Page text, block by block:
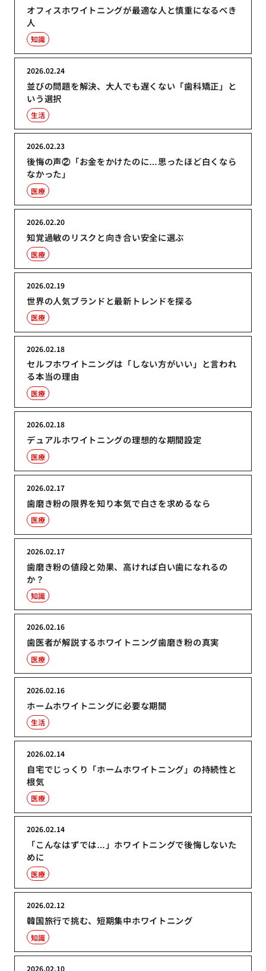
オフィスホワイトニングが最適な人と慎重になるべき
人
知識
並びの問題を解決、大人でも遅くない「歯科矯正」と
いう選択
2026.02.24
生活
後悔の声②「お金をかけたのに…思ったほど白くなら
なかった」
2026.02.23
医療
知覚過敏のリスクと向き合い安全に選ぶ
2026.02.20
医療
世界の人気ブランドと最新トレンドを探る
2026.02.19
医療
セルフホワイトニングは「しない方がいい」と言われ
る本当の理由
2026.02.18
医療
デュアルホワイトニングの理想的な期間設定
2026.02.18
医療
歯磨き粉の限界を知り本気で白さを求めるなら
2026.02.17
医療
歯磨き粉の値段と効果、高ければ白い歯になれるの
か？
2026.02.17
知識
歯医者が解説するホワイトニング歯磨き粉の真実
2026.02.16
医療
ホームホワイトニングに必要な期間
2026.02.16
生活
自宅でじっくり「ホームホワイトニング」の持続性と
根気
2026.02.14
医療
「こんなはずでは…」ホワイトニングで後悔しないた
めに
2026.02.14
医療
韓国旅行で挑む、短期集中ホワイトニング
2026.02.12
知識
2026.02.10